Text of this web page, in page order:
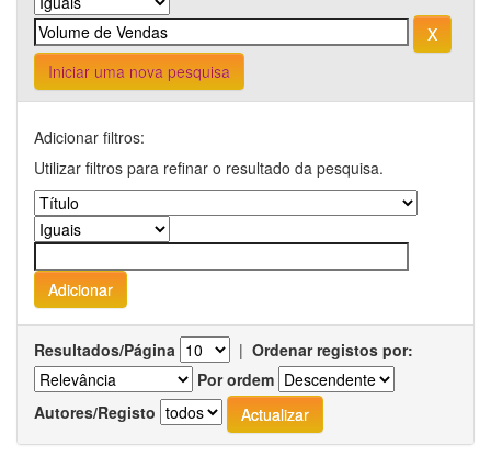
Iniciar uma nova pesquisa
Adicionar filtros:
Utilizar filtros para refinar o resultado da pesquisa.
Resultados/Página | Ordenar registos por:
Por ordem
Autores/Registo